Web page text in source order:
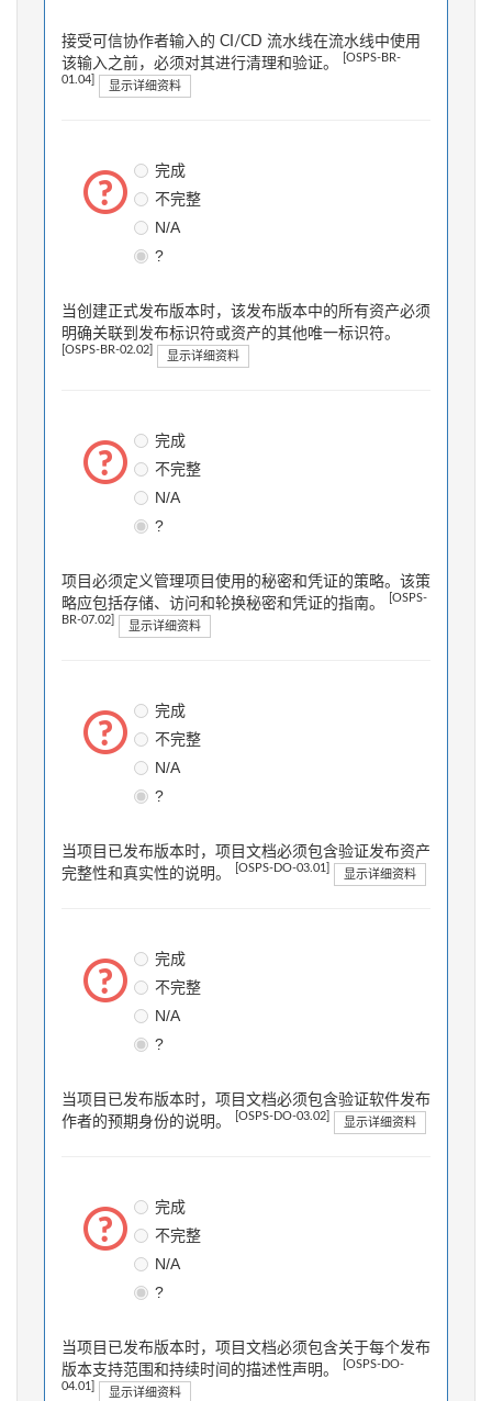
接受可信协作者输入的 CI/CD 流水线在流水线中使用
该输入之前，必须对其进行清理和验证。
[OSPS-BR-
01.04] 显示详细资料
完成
不完整
N/A
?
当创建正式发布版本时，该发布版本中的所有资产必须
明确关联到发布标识符或资产的其他唯一标识符。
[OSPS-BR-02.02] 显示详细资料
完成
不完整
N/A
?
项目必须定义管理项目使用的秘密和凭证的策略。该策
略应包括存储、访问和轮换秘密和凭证的指南。
[OSPS-
BR-07.02] 显示详细资料
完成
不完整
N/A
?
当项目已发布版本时，项目文档必须包含验证发布资产
完整性和真实性的说明。
[OSPS-DO-03.01] 显示详细资料
完成
不完整
N/A
?
当项目已发布版本时，项目文档必须包含验证软件发布
作者的预期身份的说明。
[OSPS-DO-03.02] 显示详细资料
完成
不完整
N/A
?
当项目已发布版本时，项目文档必须包含关于每个发布
版本支持范围和持续时间的描述性声明。
[OSPS-DO-
04.01] 显示详细资料